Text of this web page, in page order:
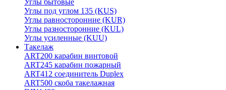
Углы бытовые
Углы под углом 135 (KUS)
Углы равносторонние (KUR)
Углы разносторонние (KUL)
Углы усиленные (KUU)
Такелаж
ART200 карабин винтовой
ART245 карабин пожарный
ART412 соединитель Duplex
ART500 скоба такелажная